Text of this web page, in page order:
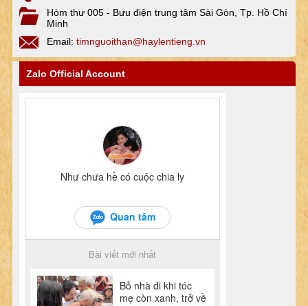
Hòm thư 005 - Bưu điện trung tâm Sài Gòn, Tp. Hồ Chí
Minh
Email: timnguoithan@haylentieng.vn
Zalo Official Account